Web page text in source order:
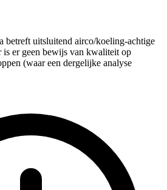
betreft uitsluitend airco/koeling-achtige
is er geen bewijs van kwaliteit op
(waar een dergelijke analyse